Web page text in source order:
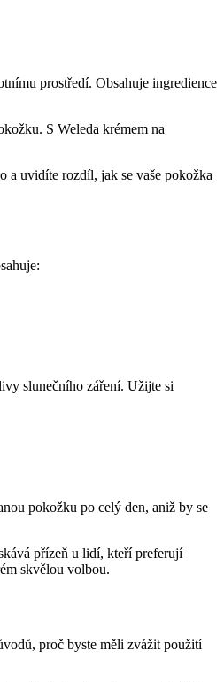
prostředí. Obsahuje ingredience
S Weleda krémem na
a uvidíte rozdíl, jak se vaše pokožka
slunečního záření. Užijte si
pokožku po celý den, aniž by se
přízeň u lidí, kteří preferují
skvělou volbou.
proč byste měli zvážit použití